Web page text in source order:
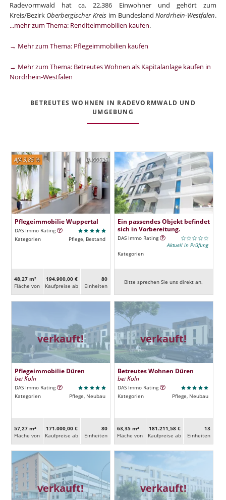
Radevormwald hat ca. 22.386 Einwohner und gehört zum
Kreis/Bezirk Oberbergischer Kreis im BundeslandNordrhein-Westfalen.
...mehr zum Thema: Renditeimmobilien kaufen.
→ Mehr zum Thema: Pflegeimmobilien kaufen
→ Mehr zum Thema: Betreutes Wohnen als Kapitalanlage kaufen in
Nordrhein-Westfalen
BETREUTES WOHNEN IN RADEVORMWALD UND
UMGEBUNG
DA00536
AfA 3,85 %
Pflegeimmobilie Wuppertal
DAS Immo Rating
Kategorien
Pflege, Bestand
48,27 m²
Fläche von
194.900,00 €
Kaufpreise ab
80
Ein­heiten
Ein passendes Objekt befindet
sich in Vorbereitung.
DAS Immo Rating
Aktuell in Prüfung
Kategorien
Bitte sprechen Sie uns direkt an.
verkauft!
Pflegeimmobilie Düren
bei Köln
DAS Immo Rating
Kategorien
Pflege, Neubau
57,27 m²
Fläche von
171.000,00 €
Kaufpreise ab
80
Ein­heiten
verkauft!
Betreutes Wohnen Düren
bei Köln
DAS Immo Rating
Kategorien
Pflege, Neubau
63,35 m²
Fläche von
181.211,58 €
Kaufpreise ab
13
Ein­heiten
verkauft! verkauft!